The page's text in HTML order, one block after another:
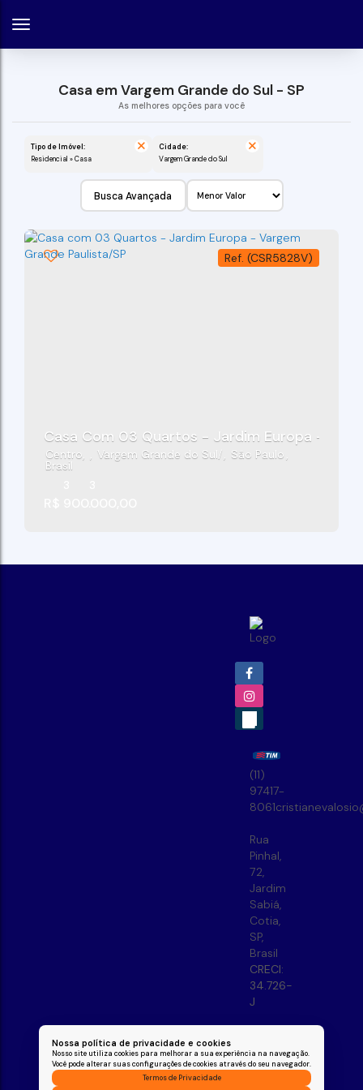
Nossa política de privacidade e cookies
Nosso site utiliza cookies para melhorar a sua experiência na navegação.
Você pode alterar suas configurações de cookies através do seu navegador.
Termos de Privacidade
Casa em Vargem Grande do Sul - SP
Tipo de Imóvel:
Residencial » Casa
Cidade:
Vargem Grande do Sul
Busca Avançada
(CSR5828V)
Casa Com 03 Quartos - Jardim Europa -
Centro Vargem Grande do Sul São Paulo
Brasil
(11)
97417-
8061
Rua
Pinhal,
72,
Jardim
Sabiá,
Cotia,
SP,
Brasil
CRECI:
34.726-
J